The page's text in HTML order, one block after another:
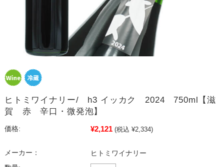
ヒトミワイナリー/ h3 イッカク 2024 750ml【滋
賀 赤 辛口・微発泡】
価格: ¥2,121 (税込 ¥2,334)
メーカー：
ヒトミワイナリー